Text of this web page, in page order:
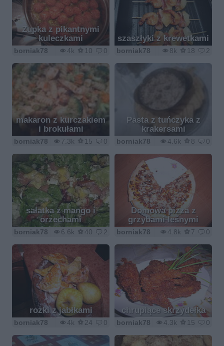
Zupka z pikantnymi
kuleczkami
4k 10 0
borniak78
szaszłyki z krewetkami
8k 18 2
borniak78
makaron z kurczakiem
i brokułami
7.3k 15 0
borniak78
Pasta z tuńczyka z
krakersami
4.6k 8 0
borniak78
sałatka z mango i
orzechami
6.6k 40 2
borniak78
Domowa pizza z
grzybami leśnymi
4.8k 7 0
borniak78
rożki z jabłkami
4k 24 0
borniak78
chrupiące skrzydełka
4.3k 15 0
borniak78